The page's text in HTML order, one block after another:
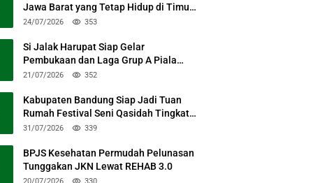
Jawa Barat yang Tetap Hidup di Timur
Kabupaten Bandung
24/07/2026 353
Si Jalak Harupat Siap Gelar
Pembukaan dan Laga Grup A Piala
Presiden 2026 Sabtu Mendatang
21/07/2026 352
Kabupaten Bandung Siap Jadi Tuan
Rumah Festival Seni Qasidah Tingkat
Nasional
31/07/2026 339
BPJS Kesehatan Permudah Pelunasan
Tunggakan JKN Lewat REHAB 3.0
20/07/2026 330